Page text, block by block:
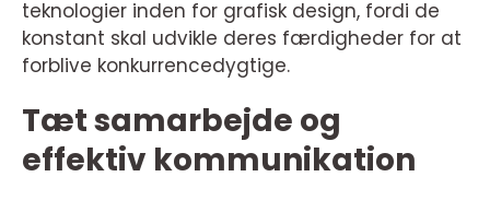
teknologier inden for grafisk design, fordi de
konstant skal udvikle deres færdigheder for at
forblive konkurrencedygtige.
Tæt samarbejde og
effektiv kommunikation